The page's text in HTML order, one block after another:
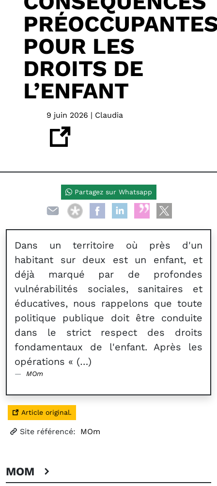
POUR LES
DROITS DE
L’ENFANT
9 juin 2026 | Claudia
Dans un territoire où près d'un
habitant sur deux est un enfant, et
déjà marqué par de profondes
vulnérabilités sociales, sanitaires et
éducatives, nous rappelons que toute
politique publique doit être conduite
dans le strict respect des droits
fondamentaux de l'enfant. Après les
opérations « (…)
MOm
Article original.
Site référencé: MOm
MOM
Partagez sur Whatsapp